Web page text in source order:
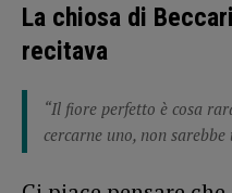
La chiosa di
recitava
“Il fiore perfetto è cosa
cercarne uno, non